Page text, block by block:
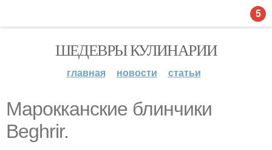
ШЕДЕВРЫ КУЛИНАРИИ
главная новости статьи
Марокканские блинчики
Beghrir.
5